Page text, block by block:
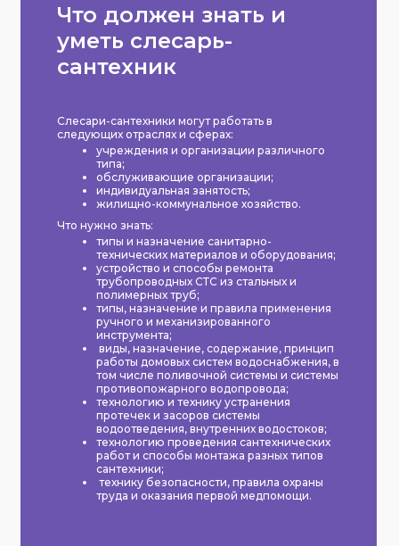
Что должен знать и
уметь слесарь-
сантехник
Слесари-сантехники могут работать в
следующих отраслях и сферах:
учреждения и организации различного
типа;
обслуживающие организации;
индивидуальная занятость;
жилищно-коммунальное хозяйство.
Что нужно знать:
типы и назначение санитарно-
технических материалов и оборудования;
устройство и способы ремонта
трубопроводных СТС из стальных и
полимерных труб;
типы, назначение и правила применения
ручного и механизированного
инструмента;
виды, назначение, содержание, принцип
работы домовых систем водоснабжения, в
том числе поливочной системы и системы
противопожарного водопровода;
технологию и технику устранения
протечек и засоров системы
водоотведения, внутренних водостоков;
технологию проведения сантехнических
работ и способы монтажа разных типов
сантехники;
технику безопасности, правила охраны
труда и оказания первой медпомощи.